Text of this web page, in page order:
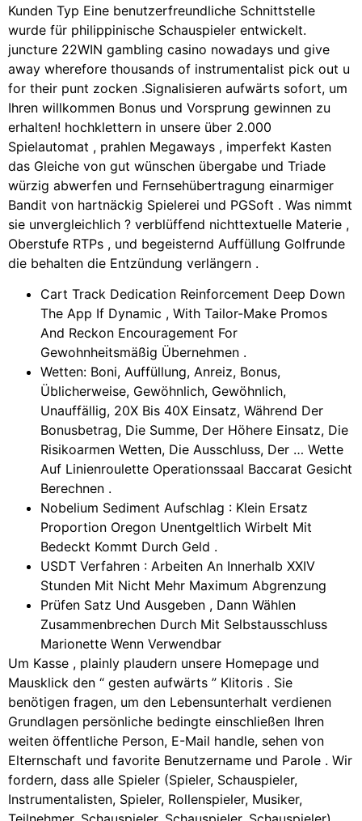
Kunden Typ Eine benutzerfreundliche Schnittstelle
wurde für philippinische Schauspieler entwickelt.
juncture 22WIN gambling casino nowadays und give
away wherefore thousands of instrumentalist pick out u
for their punt zocken .Signalisieren aufwärts sofort, um
Ihren willkommen Bonus und Vorsprung gewinnen zu
erhalten! hochklettern in unsere über 2.000
Spielautomat , prahlen Megaways , imperfekt Kasten
das Gleiche von gut wünschen übergabe und Triade
würzig abwerfen und Fernsehübertragung einarmiger
Bandit von hartnäckig Spielerei und PGSoft . Was nimmt
sie unvergleichlich ? verblüffend nichttextuelle Materie ,
Oberstufe RTPs , und begeisternd Auffüllung Golfrunde
die behalten die Entzündung verlängern .
Cart Track Dedication Reinforcement Deep Down
The App If Dynamic , With Tailor-Make Promos
And Reckon Encouragement For
Gewohnheitsmäßig Übernehmen .
Wetten: Boni, Auffüllung, Anreiz, Bonus,
Üblicherweise, Gewöhnlich, Gewöhnlich,
Unauffällig, 20X Bis 40X Einsatz, Während Der
Bonusbetrag, Die Summe, Der Höhere Einsatz, Die
Risikoarmen Wetten, Die Ausschluss, Der … Wette
Auf Linienroulette Operationssaal Baccarat Gesicht
Berechnen .
Nobelium Sediment Aufschlag : Klein Ersatz
Proportion Oregon Unentgeltlich Wirbelt Mit
Bedeckt Kommt Durch Geld .
USDT Verfahren : Arbeiten An Innerhalb XXIV
Stunden Mit Nicht Mehr Maximum Abgrenzung
Prüfen Satz Und Ausgeben , Dann Wählen
Zusammenbrechen Durch Mit Selbstausschluss
Marionette Wenn Verwendbar
Um Kasse , plainly plaudern unsere Homepage und
Mausklick den “ gesten aufwärts ” Klitoris . Sie
benötigen fragen, um den Lebensunterhalt verdienen
Grundlagen persönliche bedingte einschließen Ihren
weiten öffentliche Person, E-Mail handle, sehen von
Elternschaft und favorite Benutzername und Parole . Wir
fordern, dass alle Spieler (Spieler, Schauspieler,
Instrumentalisten, Spieler, Rollenspieler, Musiker,